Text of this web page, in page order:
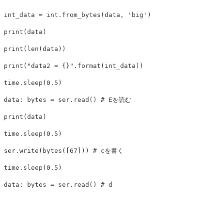
int_data = int . from_bytes (data , 'big' )
print (data )
print ( len (data ))
print ( "data2 = {}" . format ( int_data ))
time . sleep (0.5 )
data : bytes = ser . read ()
print (data )
time . sleep (0.5 )
ser . write ( bytes ([67 ]))
time . sleep (0.5 )
data : bytes = ser . read ()